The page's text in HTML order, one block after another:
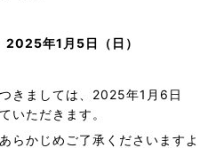
年1月5日（日）
きましては、2025年1月6日
いただきます。
らかじめご了承くださいますよ